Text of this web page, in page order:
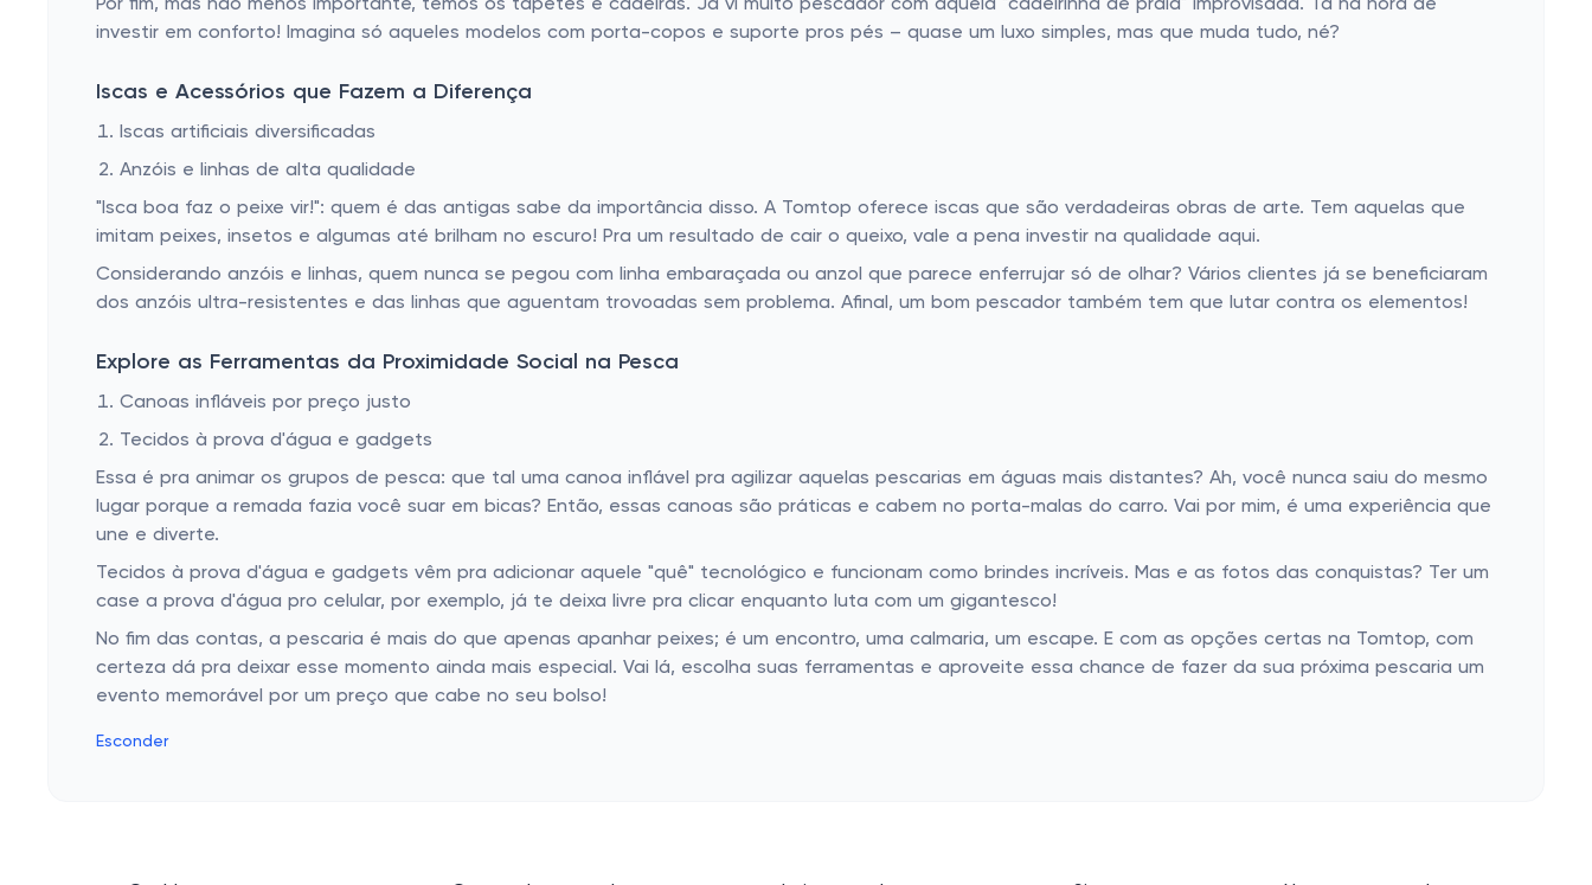
Por fim, mas não menos importante, temos os tapetes e cadeiras. Já vi muito pescador com aquela "cadeirinha de praia" improvisada. Tá na hora de
investir em conforto! Imagina só aqueles modelos com porta-copos e suporte pros pés – quase um luxo simples, mas que muda tudo, né?
Iscas e Acessórios que Fazem a Diferença
Iscas artificiais diversificadas
Anzóis e linhas de alta qualidade
"Isca boa faz o peixe vir!": quem é das antigas sabe da importância disso. A Tomtop oferece iscas que são verdadeiras obras de arte. Tem aquelas que
imitam peixes, insetos e algumas até brilham no escuro! Pra um resultado de cair o queixo, vale a pena investir na qualidade aqui.
Considerando anzóis e linhas, quem nunca se pegou com linha embaraçada ou anzol que parece enferrujar só de olhar? Vários clientes já se beneficiaram
dos anzóis ultra-resistentes e das linhas que aguentam trovoadas sem problema. Afinal, um bom pescador também tem que lutar contra os elementos!
Explore as Ferramentas da Proximidade Social na Pesca
Canoas infláveis por preço justo
Tecidos à prova d'água e gadgets
Essa é pra animar os grupos de pesca: que tal uma canoa inflável pra agilizar aquelas pescarias em águas mais distantes? Ah, você nunca saiu do mesmo
lugar porque a remada fazia você suar em bicas? Então, essas canoas são práticas e cabem no porta-malas do carro. Vai por mim, é uma experiência que
une e diverte.
Tecidos à prova d'água e gadgets vêm pra adicionar aquele "quê" tecnológico e funcionam como brindes incríveis. Mas e as fotos das conquistas? Ter um
case a prova d'água pro celular, por exemplo, já te deixa livre pra clicar enquanto luta com um gigantesco!
No fim das contas, a pescaria é mais do que apenas apanhar peixes; é um encontro, uma calmaria, um escape. E com as opções certas na Tomtop, com
certeza dá pra deixar esse momento ainda mais especial. Vai lá, escolha suas ferramentas e aproveite essa chance de fazer da sua próxima pescaria um
evento memorável por um preço que cabe no seu bolso!
Esconder